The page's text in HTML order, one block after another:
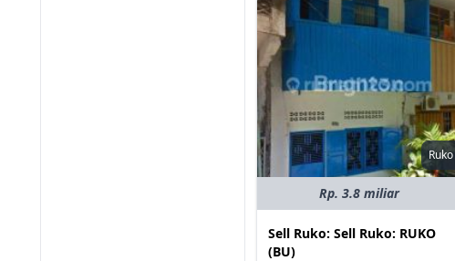
Ruko
Rp. 3.8 miliar
Sell Ruko: Sell Ruko: RUKO
(BU)